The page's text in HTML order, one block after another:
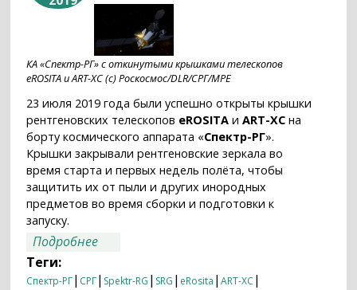
КА «Спектр-РГ» с откинутыми крышками телескопов
eROSITA и ART-XC (с) Роскосмос/DLR/СРГ/MPE
23 июля 2019 года были успешно открыты крышки
рентгеновских телескопов eROSITA иART-XC на
борту космического аппарата «Спектр-РГ».
Крышки закрывали рентгеновские зеркала во
время старта и первых недель полёта, чтобы
защитить их от пыли и других инородных
предметов во время сборки и подготовки к
запуску.
Подробнее
Теги:
Спектр-РГ| СРГ| Spektr-RG | SRG | eRosita |ART-XC |